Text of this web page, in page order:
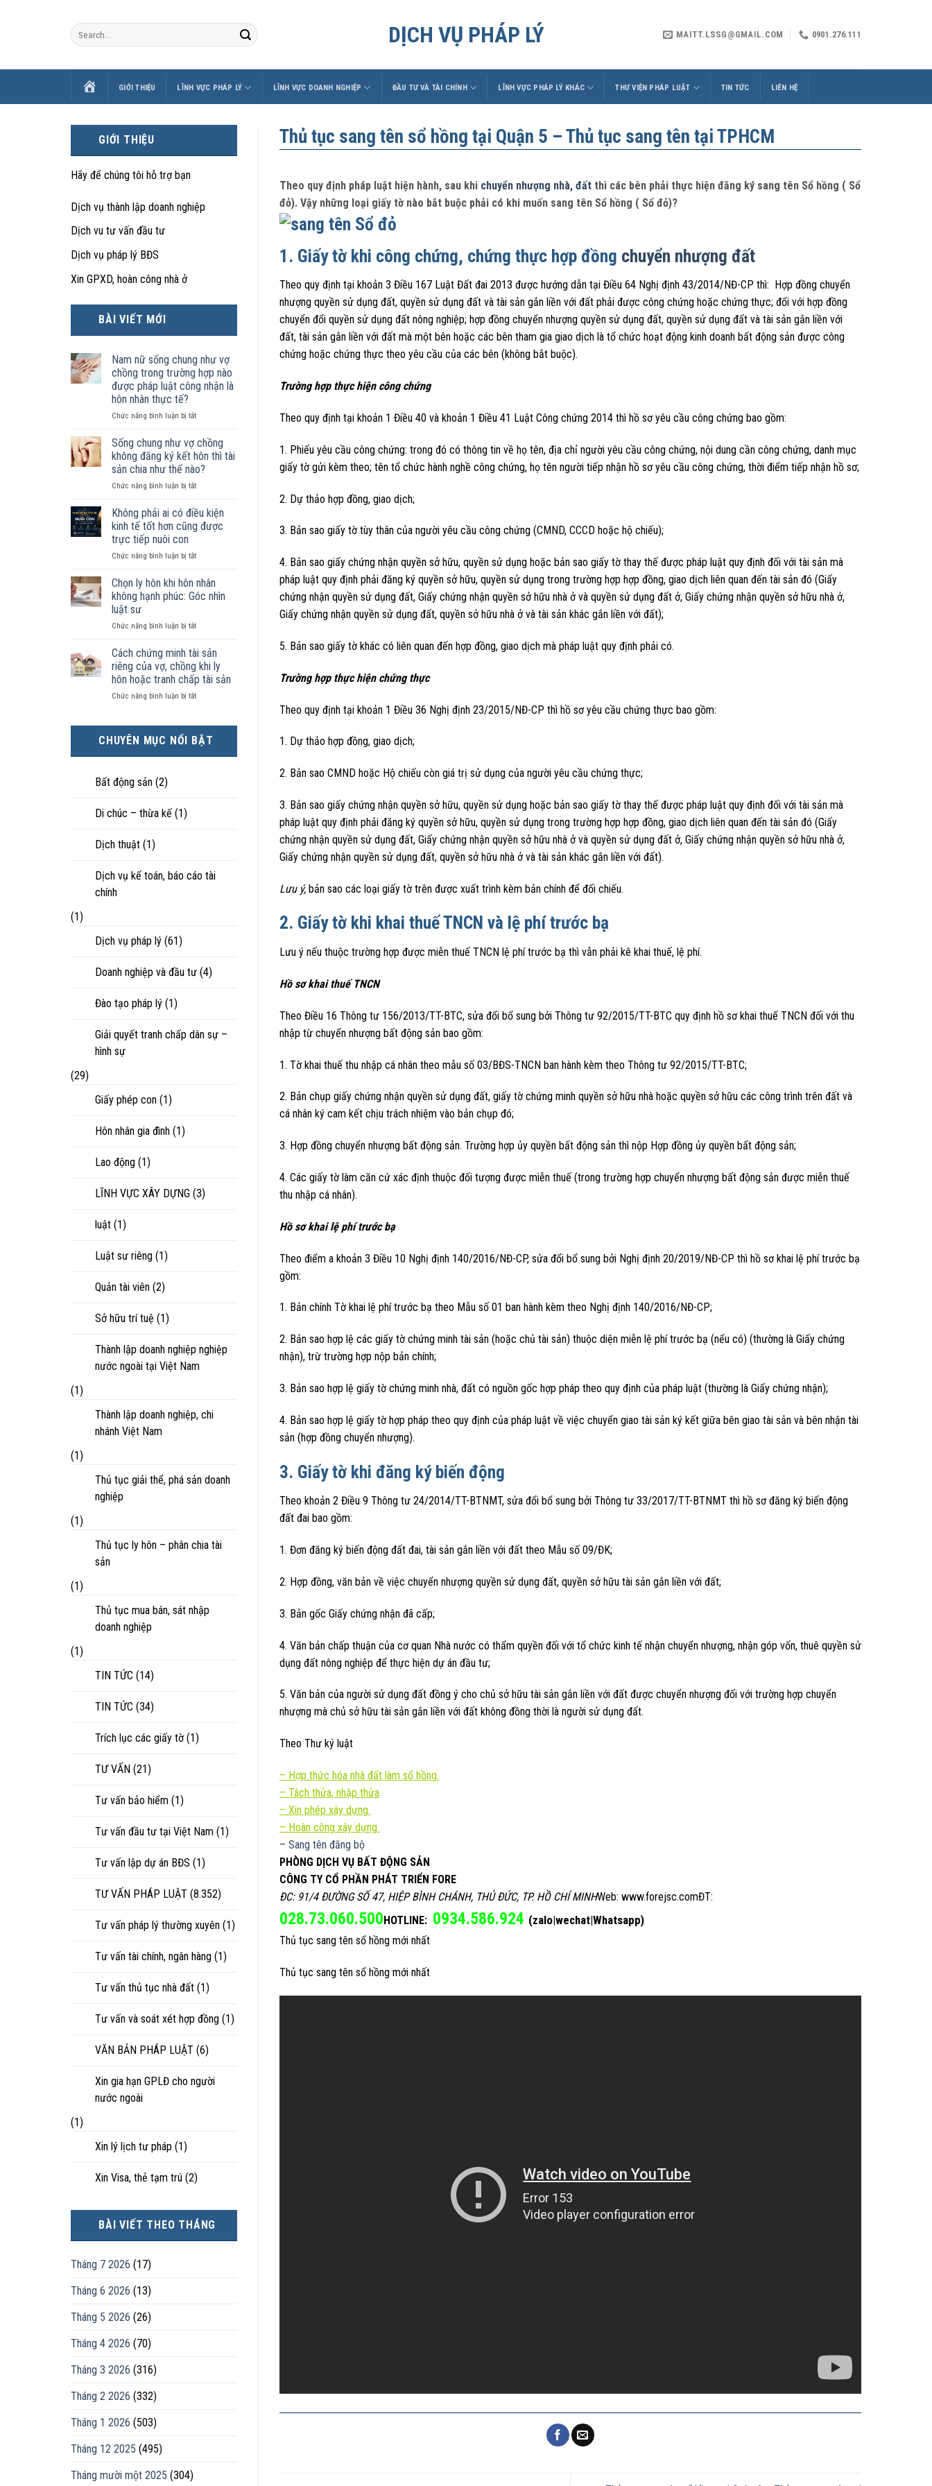
DỊCH VỤ PHÁP LÝ MAITT.LSSG@GMAIL.COM 0901.276.111
TRANGGIỚI THIỆU LĨNH VỰC PHÁP LÝ LĨNH VỰC DOANH NGHIỆP ĐẦU TƯ VÀ TÀI CHÍNH LĨNH VỰC PHÁP LÝ KHÁC THƯ VIỆN PHÁP LUẬT TIN TỨC LIÊN HỆ
GIỚI THIỆU
Hãy để chúng tôi hỗ trợ bạn
Dịch vụ thành lập doanh nghiệp
Dịch vu tư vấn đầu tư
Dịch vụ pháp lý BĐS
Xin GPXD, hoàn công nhà ở
BÀI VIẾT MỚI
Nam nữ sống chung như vợ
chồng trong trường hợp nào
được pháp luật công nhận là
hôn nhân thực tế?
Chức năng bình luận bị tắtở
nữ
sống
chung
như
vợ
trong
trường
hợp
được
luật
công
hôn
thực
tế?
Sống chung như vợ chồng
không đăng ký kết hôn thì tài
sản chia như thế nào?
Chức năng bình luận bị tắtở
chung
như
vợ
không
ký
kết
hôn
tài
chia
như
nào?
Không phải ai có điều kiện
kinh tế tốt hơn cũng được
trực tiếp nuôi con
Chức năng bình luận bị tắtở
phải
ai
có
kiện
tế
tốt
hơn
cũng
được
con
Chọn ly hôn khi hôn nhân
không hạnh phúc: Góc nhìn
luật sư
Chức năng bình luận bị tắtở
ly
hôn
khi
hôn
nhân
Góc
nhìn
Cách chứng minh tài sản
riêng của vợ, chồng khi ly
hôn hoặc tranh chấp tài sản
Chức năng bình luận bị tắtở
tài
chấp
CHUYÊN MỤC NỔI BẬT
Bất động sản (2)
Di chúc – thừa kế (1)
Dịch thuật (1)
Dịch vụ kế toán, báo cáo tài
chính
(1)
Dịch vụ pháp lý (61)
Doanh nghiệp và đầu tư (4)
Đào tạo pháp lý (1)
Giải quyết tranh chấp dân sự –
hình sự
(29)
Giấy phép con (1)
Hôn nhân gia đình (1)
Lao động (1)
LĨNH VỰC XÂY DỰNG (3)
luật (1)
Luật sư riêng (1)
Quản tài viên (2)
Sở hữu trí tuệ (1)
Thành lập doanh nghiệp nghiệp
nước ngoài tại Việt Nam
(1)
Thành lập doanh nghiệp, chi
nhánh Việt Nam
(1)
Thủ tục giải thể, phá sản doanh
nghiệp
(1)
Thủ tục ly hôn – phân chia tài
sản
(1)
Thủ tục mua bán, sát nhập
doanh nghiệp
(1)
TIN TỨC (14)
TIN TỨC (34)
Trích lục các giấy tờ (1)
TƯ VẤN (21)
Tư vấn bảo hiểm (1)
Tư vấn đầu tư tại Việt Nam (1)
Tư vấn lập dự án BĐS (1)
TƯ VẤN PHÁP LUẬT (8.352)
Tư vấn pháp lý thường xuyên (1)
Tư vấn tài chính, ngân hàng (1)
Tư vấn thủ tục nhà đất (1)
Tư vấn và soát xét hợp đồng (1)
VĂN BẢN PHÁP LUẬT (6)
Xin gia hạn GPLĐ cho người
nước ngoài
(1)
Xin lý lịch tư pháp (1)
Xin Visa, thẻ tạm trú (2)
BÀI VIẾT THEO THÁNG
Tháng 7 2026 (17)
Tháng 6 2026 (13)
Tháng 5 2026 (26)
Tháng 4 2026 (70)
Tháng 3 2026 (316)
Tháng 2 2026 (332)
Tháng 1 2026 (503)
Tháng 12 2025 (495)
Tháng mười một 2025 (304)
Thủ tục sang tên sổ hồng tại Quận 5 – Thủ tục sang tên tại TPHCM
Theo quy định pháp luật hiện hành, sau khi chuyển nhượng nhà, đất thì các bên phải thực hiện đăng ký sang tên Sổ hồng ( Sổ
đỏ). Vậy những loại giấy tờ nào bắt buộc phải có khi muốn sang tên Sổ hồng ( Sổ đỏ)?
1. Giấy tờ khi công chứng, chứng thực hợp đồng chuyển nhượng đất
Theo quy định tại khoản 3 Điều 167 Luật Đất đai 2013 được hướng dẫn tại Điều 64 Nghị định 43/2014/NĐ-CP thì: Hợp đồng chuyển
nhượng quyền sử dụng đất, quyền sử dụng đất và tài sản gắn liền với đất phải được công chứng hoặc chứng thực; đối với hợp đồng
chuyển đổi quyền sử dụng đất nông nghiệp; hợp đồng chuyển nhượng quyền sử dụng đất, quyền sử dụng đất và tài sản gắn liền với
đất, tài sản gắn liền với đất mà một bên hoặc các bên tham gia giao dịch là tổ chức hoạt động kinh doanh bất động sản được công
chứng hoặc chứng thực theo yêu cầu của các bên (không bắt buộc).
Trường hợp thực hiện công chứng
Theo quy định tại khoản 1 Điều 40 và khoản 1 Điều 41 Luật Công chứng 2014 thì hồ sơ yêu cầu công chứng bao gồm:
1. Phiếu yêu cầu công chứng: trong đó có thông tin về họ tên, địa chỉ người yêu cầu công chứng, nội dung cần công chứng, danh mục
giấy tờ gửi kèm theo; tên tổ chức hành nghề công chứng, họ tên người tiếp nhận hồ sơ yêu cầu công chứng, thời điểm tiếp nhận hồ sơ;
2. Dự thảo hợp đồng, giao dịch;
3. Bản sao giấy tờ tùy thân của người yêu cầu công chứng (CMND, CCCD hoặc hộ chiếu);
4. Bản sao giấy chứng nhận quyền sở hữu, quyền sử dụng hoặc bản sao giấy tờ thay thế được pháp luật quy định đối với tài sản mà
pháp luật quy định phải đăng ký quyền sở hữu, quyền sử dụng trong trường hợp hợp đồng, giao dịch liên quan đến tài sản đó (Giấy
chứng nhận quyền sử dụng đất, Giấy chứng nhận quyền sở hữu nhà ở và quyền sử dụng đất ở, Giấy chứng nhận quyền sở hữu nhà ở,
Giấy chứng nhận quyền sử dụng đất, quyền sở hữu nhà ở và tài sản khác gắn liền với đất);
5. Bản sao giấy tờ khác có liên quan đến hợp đồng, giao dịch mà pháp luật quy định phải có.
Trường hợp thực hiện chứng thực
Theo quy định tại khoản 1 Điều 36 Nghị định 23/2015/NĐ-CP thì hồ sơ yêu cầu chứng thực bao gồm:
1. Dự thảo hợp đồng, giao dịch;
2. Bản sao CMND hoặc Hộ chiếu còn giá trị sử dụng của người yêu cầu chứng thực;
3. Bản sao giấy chứng nhận quyền sở hữu, quyền sử dụng hoặc bản sao giấy tờ thay thế được pháp luật quy định đối với tài sản mà
pháp luật quy định phải đăng ký quyền sở hữu, quyền sử dụng trong trường hợp hợp đồng, giao dịch liên quan đến tài sản đó (Giấy
chứng nhận quyền sử dụng đất, Giấy chứng nhận quyền sở hữu nhà ở và quyền sử dụng đất ở, Giấy chứng nhận quyền sở hữu nhà ở,
Giấy chứng nhận quyền sử dụng đất, quyền sở hữu nhà ở và tài sản khác gắn liền với đất).
Lưu ý, bản sao các loại giấy tờ trên được xuất trình kèm bản chính để đối chiếu.
2. Giấy tờ khi khai thuế TNCN và lệ phí trước bạ
Lưu ý nếu thuộc trường hợp được miễn thuế TNCN lệ phí trước bạ thì vẫn phải kê khai thuế, lệ phí.
Hồ sơ khai thuế TNCN
Theo Điều 16 Thông tư 156/2013/TT-BTC, sửa đổi bổ sung bởi Thông tư 92/2015/TT-BTC quy định hồ sơ khai thuế TNCN đối với thu
nhập từ chuyển nhượng bất động sản bao gồm:
1. Tờ khai thuế thu nhập cá nhân theo mẫu số 03/BĐS-TNCN ban hành kèm theo Thông tư 92/2015/TT-BTC;
2. Bản chụp giấy chứng nhận quyền sử dụng đất, giấy tờ chứng minh quyền sở hữu nhà hoặc quyền sở hữu các công trình trên đất và
cá nhân ký cam kết chịu trách nhiệm vào bản chụp đó;
3. Hợp đồng chuyển nhượng bất động sản. Trường hợp ủy quyền bất động sản thì nộp Hợp đồng ủy quyền bất động sản;
4. Các giấy tờ làm căn cứ xác định thuộc đối tượng được miễn thuế (trong trường hợp chuyển nhượng bất động sản được miễn thuế
thu nhập cá nhân).
Hồ sơ khai lệ phí trước bạ
Theo điểm a khoản 3 Điều 10 Nghị định 140/2016/NĐ-CP, sửa đổi bổ sung bởi Nghị định 20/2019/NĐ-CP thì hồ sơ khai lệ phí trước bạ
gồm:
1. Bản chính Tờ khai lệ phí trước bạ theo Mẫu số 01 ban hành kèm theo Nghị định 140/2016/NĐ-CP;
2. Bản sao hợp lệ các giấy tờ chứng minh tài sản (hoặc chủ tài sản) thuộc diện miễn lệ phí trước bạ (nếu có) (thường là Giấy chứng
nhận), trừ trường hợp nộp bản chính;
3. Bản sao hợp lệ giấy tờ chứng minh nhà, đất có nguồn gốc hợp pháp theo quy định của pháp luật (thường là Giấy chứng nhận);
4. Bản sao hợp lệ giấy tờ hợp pháp theo quy định của pháp luật về việc chuyển giao tài sản ký kết giữa bên giao tài sản và bên nhận tài
sản (hợp đồng chuyển nhượng).
3. Giấy tờ khi đăng ký biến động
Theo khoản 2 Điều 9 Thông tư 24/2014/TT-BTNMT, sửa đổi bổ sung bởi Thông tư 33/2017/TT-BTNMT thì hồ sơ đăng ký biến động
đất đai bao gồm:
1. Đơn đăng ký biến động đất đai, tài sản gắn liền với đất theo Mẫu số 09/ĐK;
2. Hợp đồng, văn bản về việc chuyển nhượng quyền sử dụng đất, quyền sở hữu tài sản gắn liền với đất;
3. Bản gốc Giấy chứng nhận đã cấp;
4. Văn bản chấp thuận của cơ quan Nhà nước có thẩm quyền đối với tổ chức kinh tế nhận chuyển nhượng, nhận góp vốn, thuê quyền sử
dụng đất nông nghiệp để thực hiện dự án đầu tư;
5. Văn bản của người sử dụng đất đồng ý cho chủ sở hữu tài sản gắn liền với đất được chuyển nhượng đối với trường hợp chuyển
nhượng mà chủ sở hữu tài sản gắn liền với đất không đồng thời là người sử dụng đất.
Theo Thư ký luật
– Hợp thức hóa nhà đất làm sổ hồng.
– Tách thửa, nhập thửa
– Xin phép xây dựng.
– Hoàn công xây dựng.
– Sang tên đăng bộ
PHÒNG DỊCH VỤ BẤT ĐỘNG SẢN
CÔNG TY CỔ PHẦN PHÁT TRIỂN FORE
ĐC: 91/4 ĐƯỜNG SỐ 47, HIỆP BÌNH CHÁNH, THỦ ĐỨC, TP. HỒ CHÍ MINHWeb: www.forejsc.comĐT:
028.73.060.500HOTLINE: 0934.586.924 (zalo|wechat|Whatsapp)
Thủ tục sang tên sổ hồng mới nhất
Thủ tục sang tên sổ hồng mới nhất